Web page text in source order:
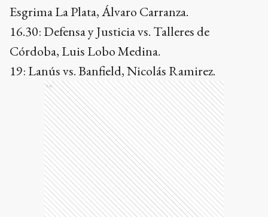
Esgrima La Plata, Álvaro Carranza.
16.30: Defensa y Justicia vs. Talleres de
Córdoba, Luis Lobo Medina.
19: Lanús vs. Banfield, Nicolás Ramirez.
Ads